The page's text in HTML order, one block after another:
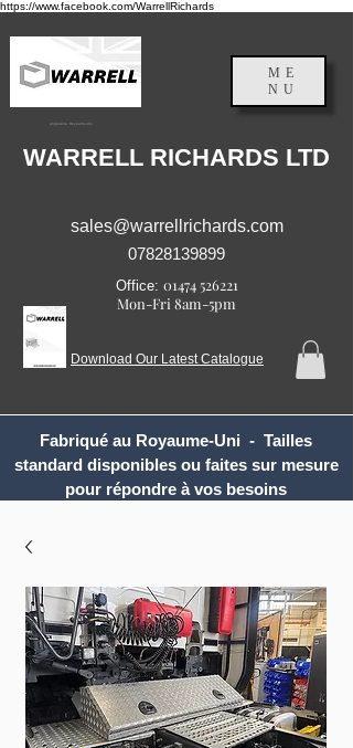
https://www.facebook.com/WarrellRichards
Angleterre, Royaume-Uni
ME
NU
WARRELL RICHARDS LTD
sales@warrellrichards.com
07828139899
Office: 01474 526221
Mon-Fri 8am-5pm
Download Our Latest Catalogue
Fabriqué au Royaume-Uni - Tailles
standard disponibles ou faites sur mesure
pour répondre à vos besoins